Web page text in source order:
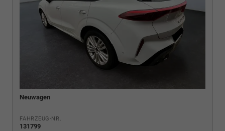
Neuwagen
FAHRZEUG-NR.
131799